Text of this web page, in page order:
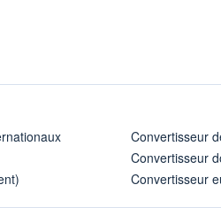
Convertisseur
Convertisseur
Convertisseur